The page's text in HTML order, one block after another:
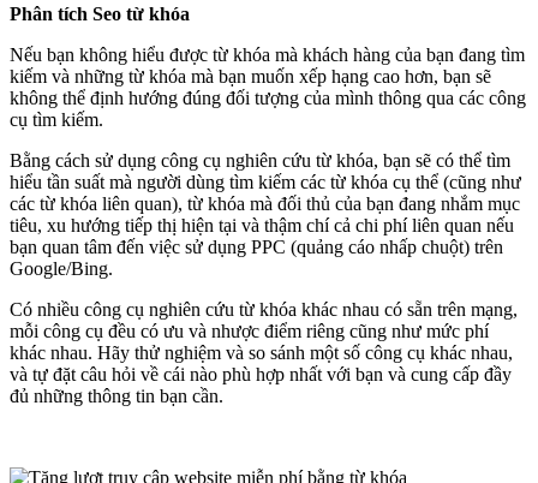
Phân tích Seo từ khóa
Nếu bạn không hiểu được từ khóa mà khách hàng của bạn đang tìm
kiếm và những từ khóa mà bạn muốn xếp hạng cao hơn, bạn sẽ
không thể định hướng đúng đối tượng của mình thông qua các công
cụ tìm kiếm.
Bằng cách sử dụng công cụ nghiên cứu từ khóa, bạn sẽ có thể tìm
hiểu tần suất mà người dùng tìm kiếm các từ khóa cụ thể (cũng như
các từ khóa liên quan), từ khóa mà đối thủ của bạn đang nhắm mục
tiêu, xu hướng tiếp thị hiện tại và thậm chí cả chi phí liên quan nếu
bạn quan tâm đến việc sử dụng PPC (quảng cáo nhấp chuột) trên
Google/Bing.
Có nhiều công cụ nghiên cứu từ khóa khác nhau có sẵn trên mạng,
mỗi công cụ đều có ưu và nhược điểm riêng cũng như mức phí
khác nhau. Hãy thử nghiệm và so sánh một số công cụ khác nhau,
và tự đặt câu hỏi về cái nào phù hợp nhất với bạn và cung cấp đầy
đủ những thông tin bạn cần.